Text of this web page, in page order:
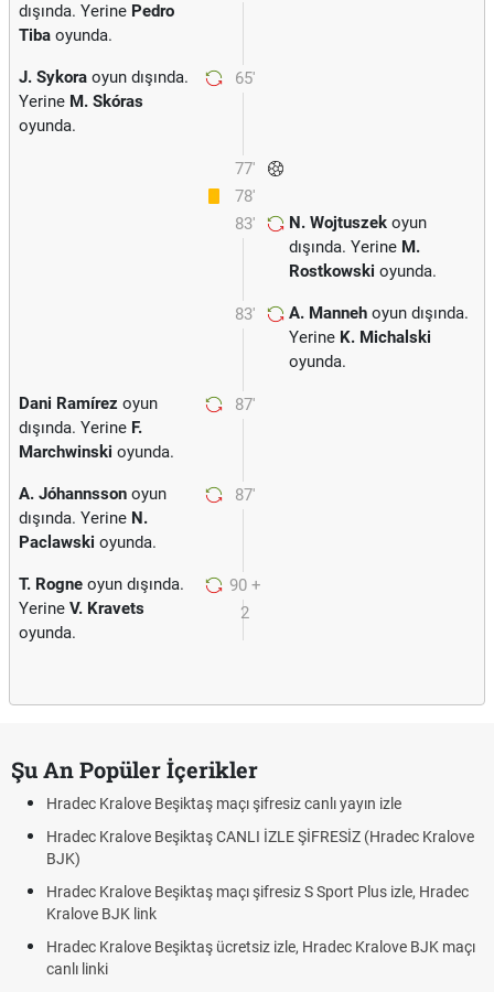
dışında. Yerine Pedro
Tiba oyunda.
65'
J. Sykora oyun dışında.
Yerine M. Skóras
oyunda.
77'
78'
83'
N. Wojtuszek oyun
dışında. Yerine M.
Rostkowski oyunda.
83' A. Manneh oyun dışında.
Yerine K. Michalski
oyunda.
87'
Dani Ramírez oyun
dışında. Yerine F.
Marchwinski oyunda.
87'
A. Jóhannsson oyun
dışında. Yerine N.
Paclawski oyunda.
90 +
2
T. Rogne oyun dışında.
Yerine V. Kravets
oyunda.
Şu An Popüler İçerikler
Hradec Kralove Beşiktaş maçı şifresiz canlı yayın izle
Hradec Kralove Beşiktaş CANLI İZLE ŞİFRESİZ (Hradec Kralove
BJK)
Hradec Kralove Beşiktaş maçı şifresiz S Sport Plus izle, Hradec
Kralove BJK link
Hradec Kralove Beşiktaş ücretsiz izle, Hradec Kralove BJK maçı
canlı linki